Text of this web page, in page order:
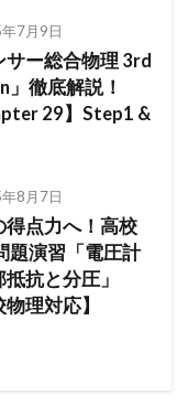
7月9日
サー総合物理 3rd
」徹底解説！
29】Step1 &
8月7日
得点力へ！高校
題演習「電圧計
抗と分圧」
物理対応】